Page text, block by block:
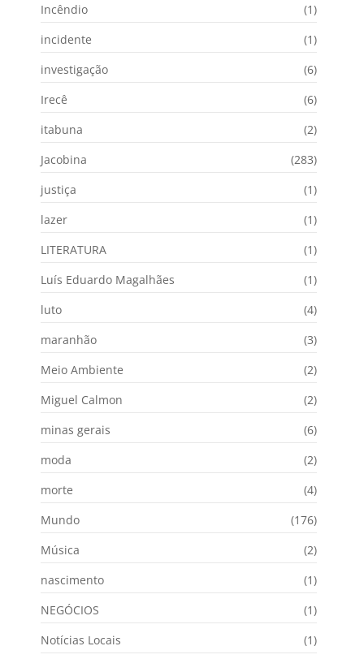
Incêndio
(1)
incidente
(1)
investigação
(6)
Irecê
(6)
itabuna
(2)
Jacobina
(283)
justiça
(1)
lazer
(1)
LITERATURA
(1)
Luís Eduardo Magalhães
(1)
luto
(4)
maranhão
(3)
Meio Ambiente
(2)
Miguel Calmon
(2)
minas gerais
(6)
moda
(2)
morte
(4)
Mundo
(176)
Música
(2)
nascimento
(1)
NEGÓCIOS
(1)
Notícias Locais
(1)